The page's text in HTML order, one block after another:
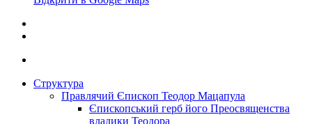
Структура
Правлячий Єпископ Теодор Мацапула
Єпископський герб його Преосвященства
владики Теодора